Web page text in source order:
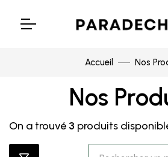
Accueil Nos
Nos
On a trouvé 3 produits